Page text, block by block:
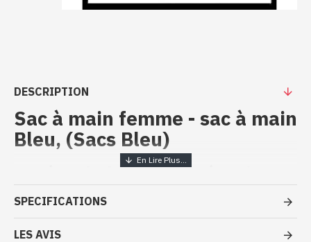
DESCRIPTION
Sac à main femme - sac à main
Bleu, (Sacs Bleu)
Sac à main femme - sac à main
Bleu à petit prix
- Sac 100 % polyuréthane
- Fermé par une fermeture éclair
SPECIFICATIONS
LES AVIS